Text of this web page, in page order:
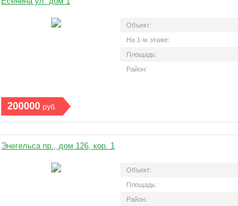
200000 руб.
Объект:
На 1-м этаже:
Площадь:
Район:
Энегельса пр., дом 126, кор. 1
Объект:
Площадь:
Район: